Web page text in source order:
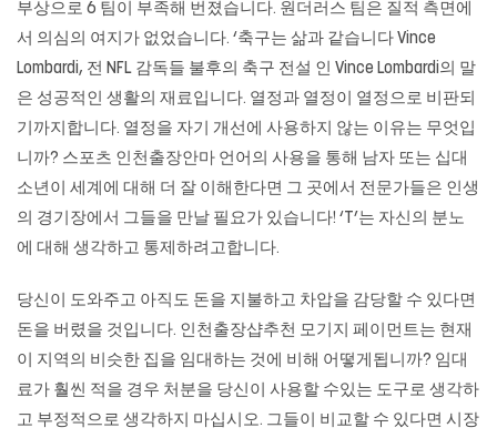
부상으로 6 팀이 부족해 번졌습니다. 원더러스 팀은 질적 측면에
서 의심의 여지가 없었습니다. ‘축구는 삶과 같습니다 Vince
Lombardi, 전 NFL 감독들 불후의 축구 전설 인 Vince Lombardi의 말
은 성공적인 생활의 재료입니다. 열정과 열정이 열정으로 비판되
기까지합니다. 열정을 자기 개선에 사용하지 않는 이유는 무엇입
니까? 스포츠 인천출장안마 언어의 사용을 통해 남자 또는 십대
소년이 세계에 대해 더 잘 이해한다면 그 곳에서 전문가들은 인생
의 경기장에서 그들을 만날 필요가 있습니다! ‘T’는 자신의 분노
에 대해 생각하고 통제하려고합니다.
당신이 도와주고 아직도 돈을 지불하고 차압을 감당할 수 있다면
돈을 버렸을 것입니다. 인천출장샵추천 모기지 페이먼트는 현재
이 지역의 비슷한 집을 임대하는 것에 비해 어떻게됩니까? 임대
료가 훨씬 적을 경우 처분을 당신이 사용할 수있는 도구로 생각하
고 부정적으로 생각하지 마십시오. 그들이 비교할 수 있다면 시장